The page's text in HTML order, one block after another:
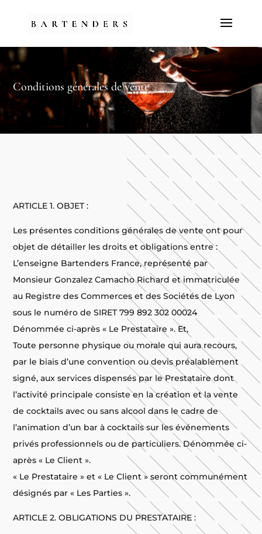
Conditions générales de vente
ARTICLE 1. OBJET :
Les présentes conditions générales de vente ont pour
objet de détailler les droits et obligations entre :
L’enseigne Bartenders France, représenté par
Monsieur Gonzalez Camacho Richard et immatriculée
au Registre des Commerces et des Sociétés de Lyon
sous le numéro de SIRET 799 892 302 00024
Dénommée ci-après « Le Prestataire ». Et,
Toute personne physique ou morale qui aura recours,
par le biais d’une convention ou devis préalablement
signé, aux services dispensés par le Prestataire dont
l’activité principale consiste en la création et la vente
de cocktails avec ou sans alcool dans le cadre de
l’animation d’un bar à cocktails sur les événements
privés professionnels ou de particuliers. Dénommée ci-
après « Le Client ».
« Le Prestataire » et « Le Client » seront communément
désignés par « Les Parties ».
ARTICLE 2. OBLIGATIONS DU PRESTATAIRE :